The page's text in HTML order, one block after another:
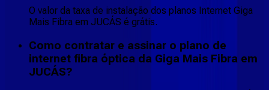
O valor da taxa de instalação dos planos Internet Giga
Mais Fibra em JUCÁS é grátis.
Como contratar e assinar o plano de
internet fibra óptica da Giga Mais Fibra em
JUCÁS?